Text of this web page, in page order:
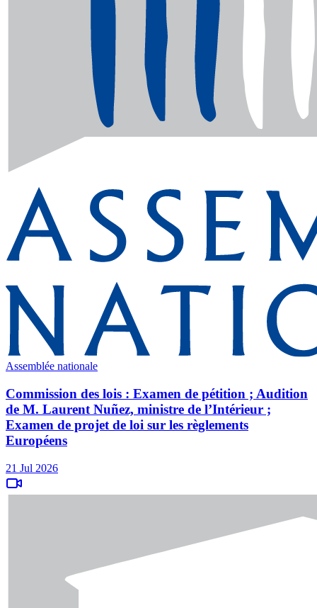
Assemblée nationale
Commission des lois : Examen de pétition ; Audition
de M. Laurent Nuñez, ministre de l’Intérieur ;
Examen de projet de loi sur les règlements
Européens
21 Jul 2026